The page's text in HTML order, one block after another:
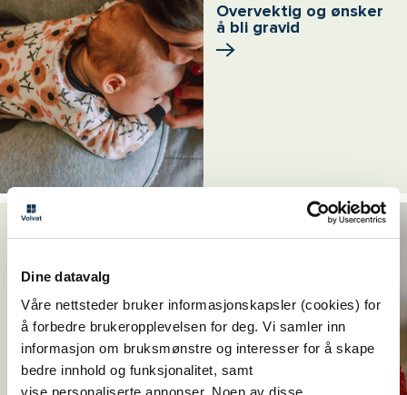
Dine datavalg
Våre nettsteder bruker informasjonskapsler (cookies) for
å forbedre brukeropplevelsen for deg. Vi samler inn
informasjon om bruksmønstre og interesser for å skape
bedre innhold og funksjonalitet, samt
vise personaliserte annonser. Noen av disse
Overvektig og ønsker
å bli gravid
Et effektivt og
kompetent alternativ